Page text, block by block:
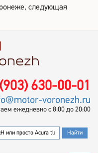
следующая
630-00-01
voronezh.ru
ежедневно с 8:00 до 20:00